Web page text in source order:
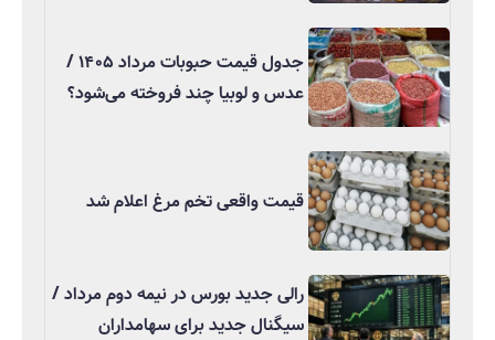
جدول قیمت حبوبات مرداد ۱۴۰۵ /
عدس و لوبیا چند فروخته می‌شود؟
قیمت واقعی تخم مرغ اعلام شد
رالی جدید بورس در نیمه دوم مرداد /
سیگنال جدید برای سهامداران